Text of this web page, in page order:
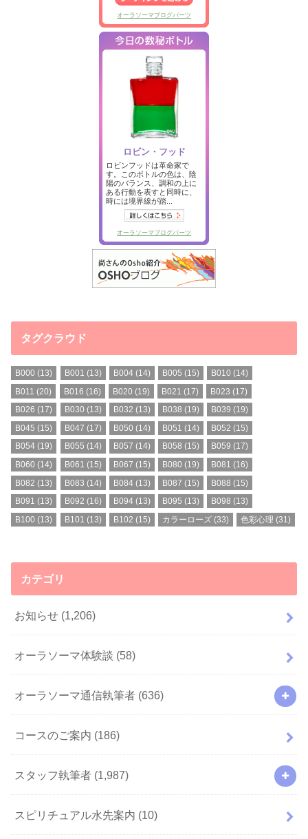
タグクラウド
B000 (13) B001 (13) B004(14) B005 (15) B010 (14)
B011 (20) B016 (16) B020 (19) B021 (17) B023 (17)
B026 (17) B030 (13) B032 (13) B038 (19) B039 (19)
B045 (15) B047 (17) B050 (14) B051 (14) B052 (15)
B054 (19) B055 (14) B057 (14) B058 (15) B059 (17)
B060 (14) B061 (15) B067 (15) B080 (19) B081 (16)
B082 (13) B083 (14) B084(13) B087 (15) B088 (15)
B091 (13) B092 (16) B094(13) B095 (13) B098 (13)
B100 (13) B101 (13) B102 (15) カラーローズ (33) 色彩心理 (31)
カテゴリ
お知らせ (1,206)
オーラソーマ体験談 (58)
オーラソーマ通信執筆者 (636)
コースのご案内 (186)
スタッフ執筆者 (1,987)
スピリチュアル水先案内 (10)